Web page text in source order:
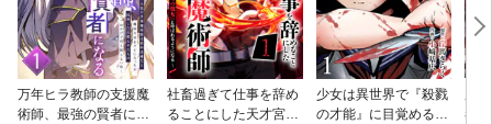
万年ヒラ教師の支援魔
術師、最強の賢者にな
社畜過ぎて仕事を辞め
ることにした天才宮廷
少女は異世界で『殺戮
の才能』に目覚める
者